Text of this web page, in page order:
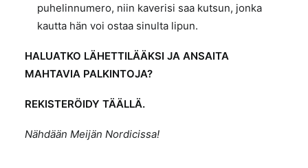
puhelinnumero, niin kaverisi saa kutsun, jonka
kautta hän voi ostaa sinulta lipun.
HALUATKO LÄHETTILÄÄKSI JA ANSAITA
MAHTAVIA PALKINTOJA?
REKISTERÖIDY TÄÄLLÄ.
Nähdään Meijän Nordicissa!